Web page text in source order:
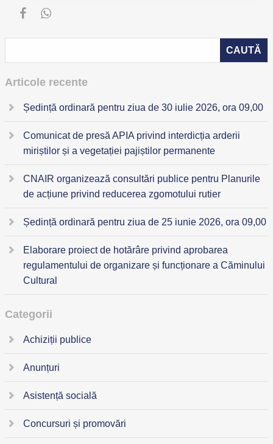
Articole recente
Ședință ordinară pentru ziua de 30 iulie 2026, ora 09,00
Comunicat de presă APIA privind interdicția arderii
miriștilor și a vegetației pajiștilor permanente
CNAIR organizează consultări publice pentru Planurile
de acțiune privind reducerea zgomotului rutier
Ședință ordinară pentru ziua de 25 iunie 2026, ora 09,00
Elaborare proiect de hotărâre privind aprobarea
regulamentului de organizare și funcționare a Căminului
Cultural
Categorii
Achiziții publice
Anunțuri
Asistență socială
Concursuri și promovări